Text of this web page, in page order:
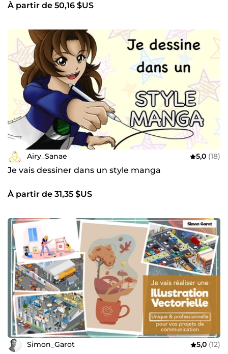
À partir de 50,16 $US
Airy_Sanae 5,0 (18)
Je vais dessiner dans un style manga
À partir de 31,35 $US
Simon_Garot 5,0 (12)